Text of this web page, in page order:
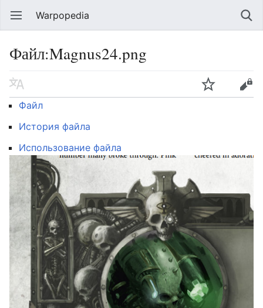
Warpopedia
Файл:Magnus24.png
Файл
История файла
Использование файла